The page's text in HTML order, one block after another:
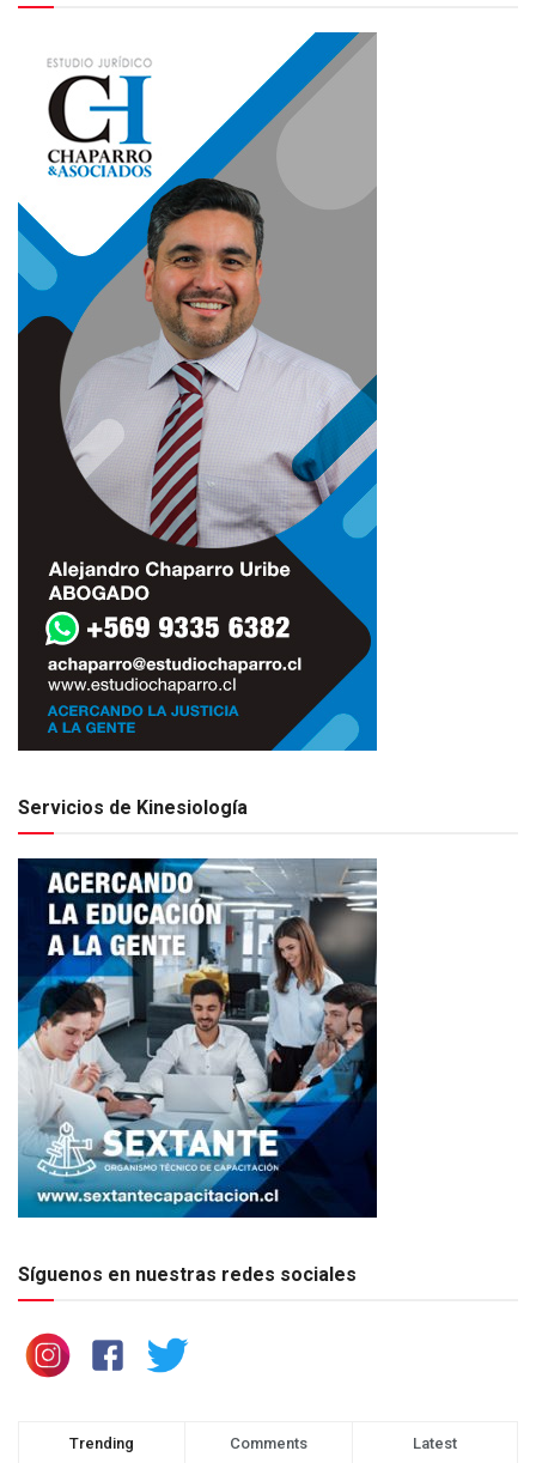
Servicios de Kinesiología
Síguenos en nuestras redes sociales
Trending Comments Latest